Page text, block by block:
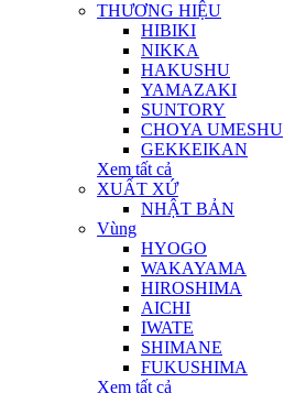
THƯƠNG HIỆU
HIBIKI
NIKKA
HAKUSHU
YAMAZAKI
SUNTORY
CHOYA UMESHU
GEKKEIKAN
Xem tất cả
XUẤT XỨ
NHẬT BẢN
Vùng
HYOGO
WAKAYAMA
HIROSHIMA
AICHI
IWATE
SHIMANE
FUKUSHIMA
Xem tất cả